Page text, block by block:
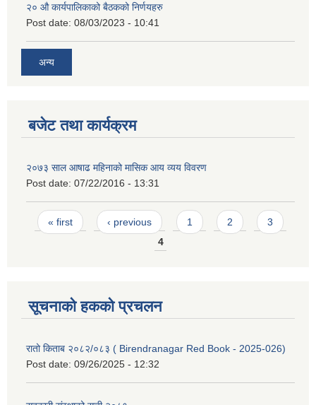
२‍० औ कार्यपालिकाको बैठकको निर्णयहरु
Post date: 08/03/2023 - 10:41
अन्य
बजेट तथा कार्यक्रम
२०७३ साल आषाढ महिनाको मासिक आय व्यय विवरण
Post date: 07/22/2016 - 13:31
Pages
« first ‹ previous 1 2
3
4
सूचनाको हकको प्रचलन
रातो किताब २०८२/०८३ ( Birendranagar Red Book - 2025-026)
Post date: 09/26/2025 - 12:32